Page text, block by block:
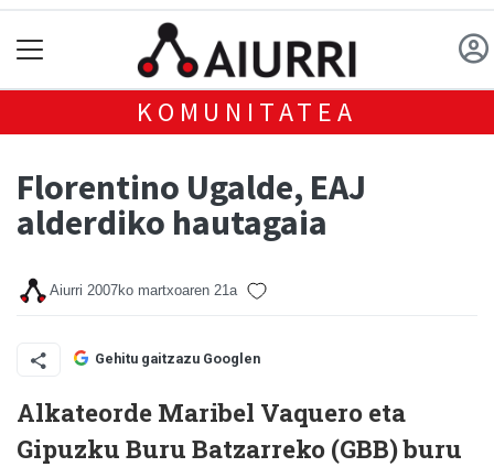
KOMUNITATEA
Florentino Ugalde, EAJ
alderdiko hautagaia
Aiurri 2007ko martxoaren 21a
Gehitu gaitzazu Googlen
Alkateorde Maribel Vaquero eta
Gipuzku Buru Batzarreko (GBB) buru